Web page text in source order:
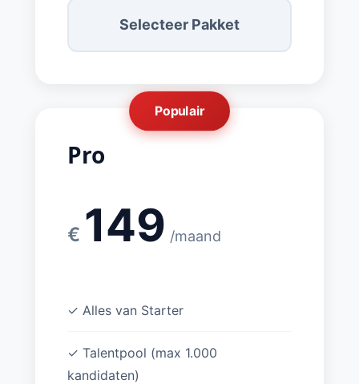
Selecteer Pakket
Populair
Pro
€ 149 /maand
✓ Alles van Starter
✓ Talentpool (max 1.000
kandidaten)